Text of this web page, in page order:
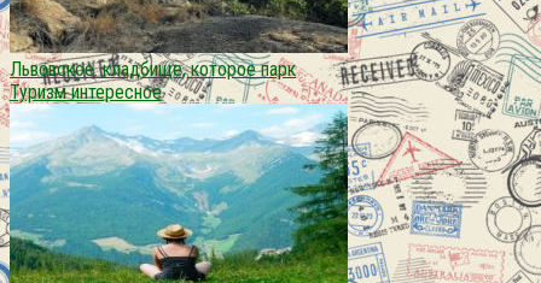
Львовское. кладбище, которое парк
Туризм интересное